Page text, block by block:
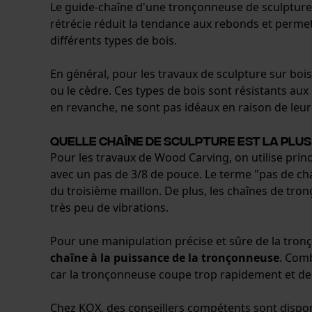
Le guide-chaîne d'une tronçonneuse de
rétrécie réduit la tendance aux rebonds et
différents types de bois.
En général, pour les travaux de sculpture sur
ou le cèdre. Ces types de bois sont résistants
en revanche, ne sont pas idéaux en raison de
Quelle chaîne de sculpture est la
Pour les travaux de Wood Carving, on utilise
avec un pas de 3/8 de pouce. Le terme "pas de
du troisième maillon. De plus, les chaînes de
très peu de vibrations.
Pour une manipulation précise et sûre de la
chaîne à la puissance de la tronçonneuse.
car la tronçonneuse coupe trop rapidement et
Chez KOX, des conseillers compétents sont